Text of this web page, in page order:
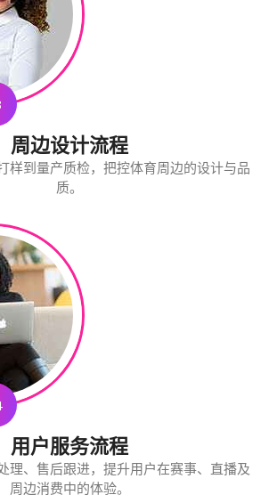
周边设计流程
样到量产质检，把控体育周边的设计与品
质。
用户服务流程
理、售后跟进，提升用户在赛事、直播及
周边消费中的体验。